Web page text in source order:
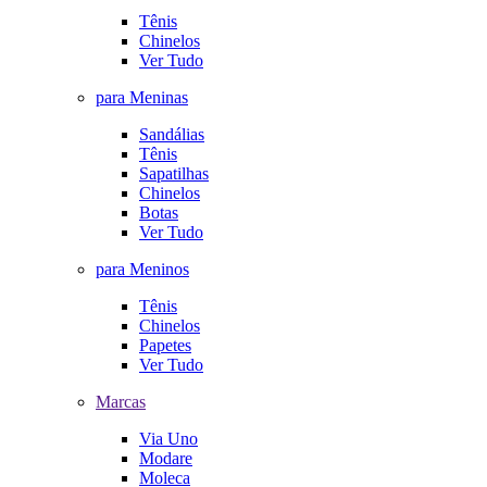
Tênis
Chinelos
Ver Tudo
para Meninas
Sandálias
Tênis
Sapatilhas
Chinelos
Botas
Ver Tudo
para Meninos
Tênis
Chinelos
Papetes
Ver Tudo
Marcas
Via Uno
Modare
Moleca